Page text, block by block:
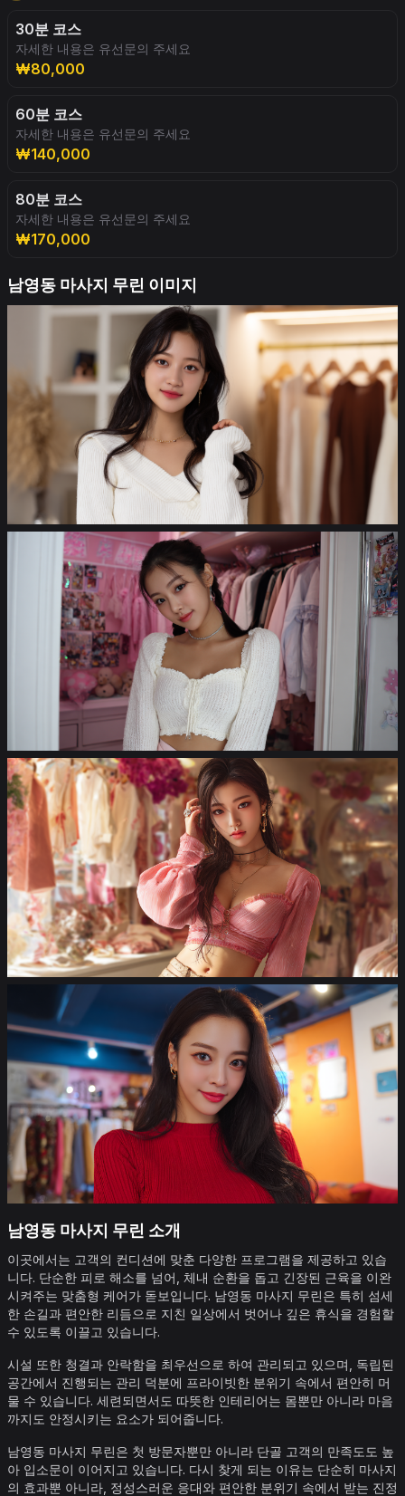
30분 코스
자세한 내용은 유선문의 주세요
₩80,000
60분 코스
자세한 내용은 유선문의 주세요
₩140,000
80분 코스
자세한 내용은 유선문의 주세요
₩170,000
남영동 마사지 무린 이미지
남영동 마사지 무린 소개
이곳에서는 고객의 컨디션에 맞춘 다양한 프로그램을 제공하고 있습
니다. 단순한 피로 해소를 넘어, 체내 순환을 돕고 긴장된 근육을 이완
시켜주는 맞춤형 케어가 돋보입니다. 남영동 마사지 무린은 특히 섬세
한 손길과 편안한 리듬으로 지친 일상에서 벗어나 깊은 휴식을 경험할
수 있도록 이끌고 있습니다.
시설 또한 청결과 안락함을 최우선으로 하여 관리되고 있으며, 독립된
공간에서 진행되는 관리 덕분에 프라이빗한 분위기 속에서 편안히 머
물 수 있습니다. 세련되면서도 따뜻한 인테리어는 몸뿐만 아니라 마음
까지도 안정시키는 요소가 되어줍니다.
남영동 마사지 무린은 첫 방문자뿐만 아니라 단골 고객의 만족도도 높
아 입소문이 이어지고 있습니다. 다시 찾게 되는 이유는 단순히 마사지
의 효과뿐 아니라, 정성스러운 응대와 편안한 분위기 속에서 받는 진정